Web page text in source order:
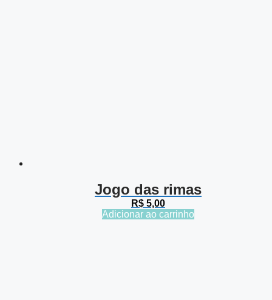
Jogo das rimas
R$ 5,00
Adicionar ao carrinho